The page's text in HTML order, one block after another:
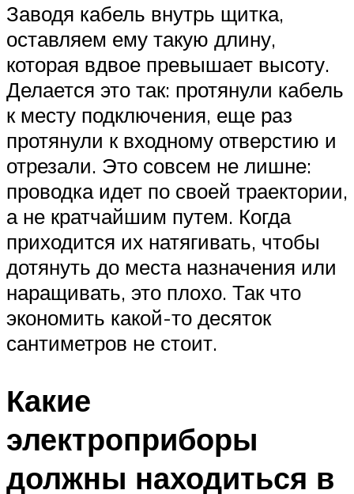
Заводя кабель внутрь щитка,
оставляем ему такую длину,
которая вдвое превышает высоту.
Делается это так: протянули кабель
к месту подключения, еще раз
протянули к входному отверстию и
отрезали. Это совсем не лишне:
проводка идет по своей траектории,
а не кратчайшим путем. Когда
приходится их натягивать, чтобы
дотянуть до места назначения или
наращивать, это плохо. Так что
экономить какой-то десяток
сантиметров не стоит.
Какие
электроприборы
должны находиться в